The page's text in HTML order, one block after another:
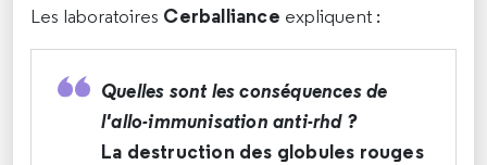
Les laboratoires Cerballiance expliquent :
Quelles sont les conséquences de
l'allo-immunisation anti-rhd ?
La destruction des globules rouges